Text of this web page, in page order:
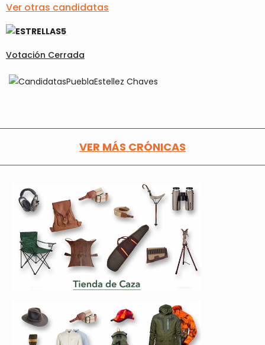
Ver otras candidatas
Votación Cerrada
VER MÁS CRÓNICAS